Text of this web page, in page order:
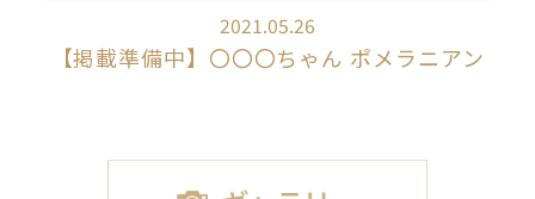
2021.05.26
【掲載準備中】〇〇〇ちゃん ポメラニアン